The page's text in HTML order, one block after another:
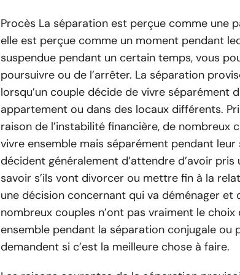
Procès La séparation est perçue comme une
elle est perçue comme un moment pendant
suspendue pendant un certain temps, vous
poursuivre ou de l’arrêter. La séparation
lorsqu’un couple décide de vivre séparément
appartement ou dans des locaux différents.
raison de l’instabilité financière, de nombreux
vivre ensemble mais séparément pendant leur
décident généralement d’attendre d’avoir
savoir s’ils vont divorcer ou mettre fin à la
une décision concernant qui va déménager et
nombreux couples n’ont pas vraiment le
ensemble pendant la séparation conjugale ou
demandent si c’est la meilleure chose à faire.